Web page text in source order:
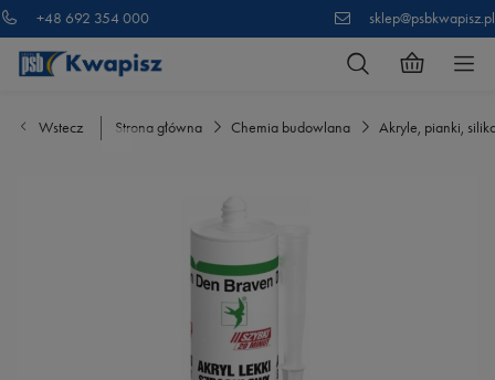
+48 692 354 000 sklep@psbkwapisz.pl
Wstecz Strona główna Chemia budowlana Akryle, pianki,